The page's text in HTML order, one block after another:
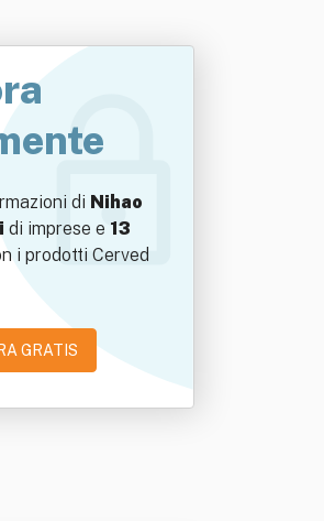
di Nihao
di imprese e 13
i prodotti Cerved
GRATIS